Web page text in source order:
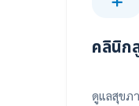
คลินิก
ดูแลสุขภ